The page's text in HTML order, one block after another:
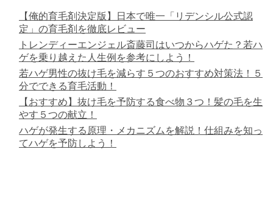
【俺的育毛剤決定版】日本で唯一「リデンシル公式認
定」の育毛剤を徹底レビュー
トレンディーエンジェル斎藤司はいつからハゲた？若ハ
ゲを乗り越えた人生例を参考にしよう！
若ハゲ男性の抜け毛を減らす５つのおすすめ対策法！５
分でできる育毛活動！
【おすすめ】抜け毛を予防する食べ物３つ！髪の毛を生
やす５つの献立！
ハゲが発生する原理・メカニズムを解説！仕組みを知っ
てハゲを予防しよう！